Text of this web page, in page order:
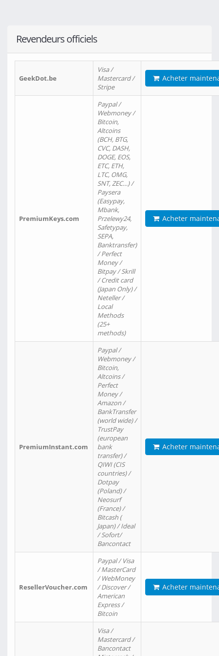
Revendeurs officiels
GeekDot.be
Visa /
Mastercard /
Stripe
Acheter
PremiumKeys.com
Paypal /
Webmoney /
Bitcoin,
Altcoins
(BCH, BTG,
CVC, DASH,
DOGE, EOS,
ETC, ETH,
LTC, OMG,
SNT, ZEC…) /
Paysera
(Easypay,
Mbank,
Przelewy24,
Safetypay,
SEPA,
Banktransfer)
/ Perfect
Money /
Bitpay / Skrill
/ Credit card
(Japan Only) /
Neteller /
Local
Methods
(25+
methods)
Acheter
PremiumInstant.com
Paypal /
Webmoney /
Bitcoin,
Altcoins /
Perfect
Money /
Amazon /
BankTransfer
(world wide) /
TrustPay
(european
bank
transfer) /
QIWI (CIS
countries) /
Dotpay
(Poland) /
Neosurf
(France) /
Bitcash (
Japan) / Ideal
/ Sofort/
Bancontact
Acheter
ResellerVoucher.com
Paypal / Visa
/ MasterCard
/ WebMoney
/ Discover /
American
Express /
Bitcoin
Acheter
Visa /
Mastercard /
Bancontact